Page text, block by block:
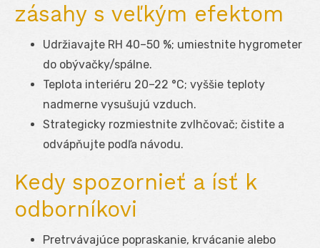
zásahy s veľkým efektom
Udržiavajte RH 40–50 %; umiestnite hygrometer
do obývačky/spálne.
Teplota interiéru 20–22 °C; vyššie teploty
nadmerne vysušujú vzduch.
Strategicky rozmiestnite zvlhčovač; čistite a
odvápňujte podľa návodu.
Kedy spozornieť a ísť k
odborníkovi
Pretrvávajúce popraskanie, krvácanie alebo